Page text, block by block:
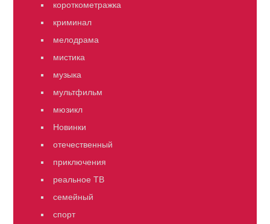
короткометражка
криминал
мелодрама
мистика
музыка
мультфильм
мюзикл
Новинки
отечественный
приключения
реальное ТВ
семейный
спорт